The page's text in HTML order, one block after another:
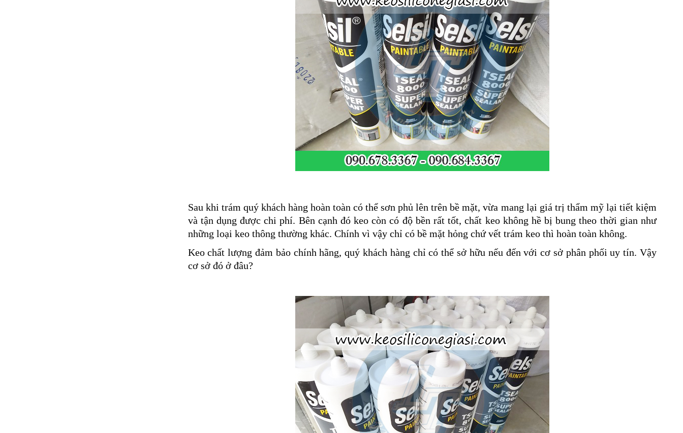
Sau khi trám quý khách hàng hoàn toàn có thể sơn phủ lên trên bề mặt, vừa mang lại giá trị thẩm mỹ lại tiết kiệm
và tận dụng được chi phí. Bên cạnh đó keo còn có độ bền rất tốt, chất keo không hề bị bung theo thời gian như
những loại keo thông thường khác. Chính vì vậy chỉ có bề mặt hỏng chứ vết trám keo thì hoàn toàn không.
Keo chất lượng đảm bảo chính hãng, quý khách hàng chỉ có thể sở hữu nếu đến với cơ sở phân phối uy tín. Vậy
cơ sở đó ở đâu?